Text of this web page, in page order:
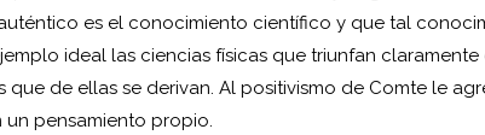
es el conocimiento científico y que tal
ideal las ciencias físicas que triunfan
que de ellas se derivan. Al positivismo de Comte le
un pensamiento propio.